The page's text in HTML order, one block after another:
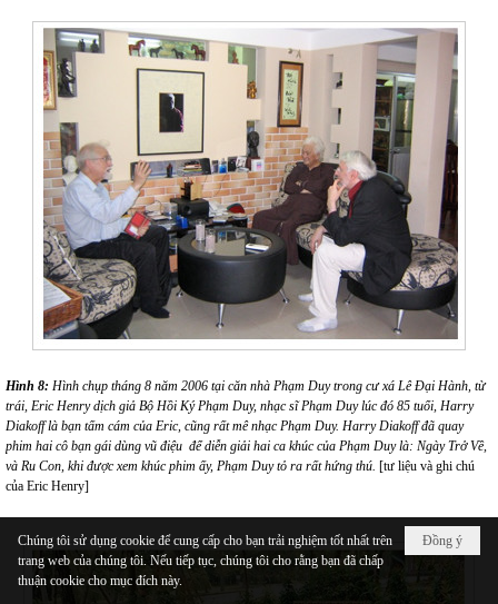
Hình 8: Hình chụp tháng 8 năm 2006 tại căn nhà Phạm Duy trong cư xá Lê Đại Hành, từ
trái, Eric Henry dịch giả Bộ Hồi Ký Phạm Duy, nhạc sĩ Phạm Duy lúc đó 85 tuổi, Harry
Diakoff là bạn tấm cám của Eric, cũng rất mê nhạc Phạm Duy. Harry Diakoff đã quay
phim hai cô bạn gái dùng vũ điệu để diễn giải hai ca khúc của Phạm Duy là: Ngày Trở Về,
và Ru Con, khi được xem khúc phim ấy, Phạm Duy tỏ ra rất hứng thú. [tư liệu và ghi chú
của Eric Henry]
Đồng ý
Chúng tôi sử dụng cookie để cung cấp cho bạn trải nghiệm tốt nhất trên
trang web của chúng tôi. Nếu tiếp tục, chúng tôi cho rằng bạn đã chấp
thuận cookie cho mục đích này.